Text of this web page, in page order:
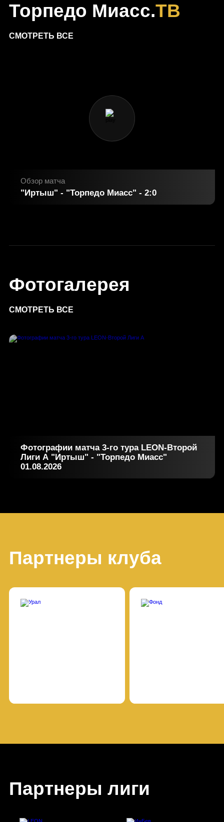
Торпедо Миасс.ТВ
СМОТРЕТЬ ВСЕ
Обзор матча
"Иртыш" - "Торпедо Миасс" - 2:0
Фотогалерея
СМОТРЕТЬ ВСЕ
Фотографии матча 3-го тура LEON-Второй
Лиги А "Иртыш" - "Торпедо Миасс"
01.08.2026
Партнеры клуба
Партнеры лиги